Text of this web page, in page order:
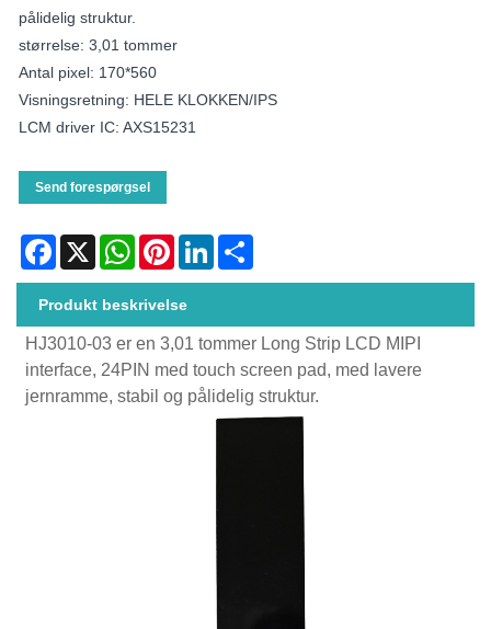
pålidelig struktur.
størrelse: 3,01 tommer
Antal pixel: 170*560
Visningsretning: HELE KLOKKEN/IPS
LCM driver IC: AXS15231
Send forespørgsel
Facebook
X WhatsAppPinterestLinkedIn
Produkt beskrivelse
HJ3010-03 er en 3,01 tommer Long Strip LCD MIPI
interface, 24PIN med touch screen pad, med lavere
jernramme, stabil og pålidelig struktur.